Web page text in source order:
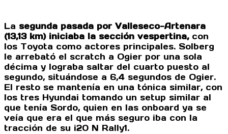
La segunda pasada por Valleseco-Artenara
(13,13 km) iniciaba la sección vespertina,con
los Toyota como actores principales. Solberg
le arrebató el scratch a Ogier por una sola
décima y lograba saltar del cuarto puesto al
segundo, situándose a 6,4 segundos de Ogier.
El resto se mantenía en una tónica similar, con
los tres Hyundai tomando un setup similar al
que tenía Sordo, quien en las onboard ya se
veía que era el que más seguro iba con la
tracción de su i20 N Rally1.